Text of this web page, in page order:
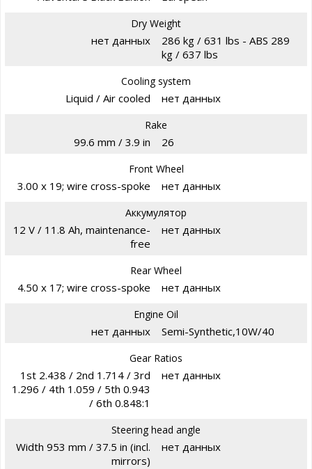
Dry Weight
нет данных
286 kg / 631 lbs - ABS 289
kg / 637 lbs
Cooling system
Liquid / Air cooled нет данных
Rake
99.6 mm / 3.9 in 26
Front Wheel
3.00 x 19; wire cross-spoke нет данных
Аккумулятор
12 V / 11.8 Ah, maintenance-
free
нет данных
Rear Wheel
4.50 x 17; wire cross-spoke нет данных
Engine Oil
нет данных Semi-Synthetic,10W/40
Gear Ratios
1st 2.438 / 2nd 1.714 / 3rd
1.296 / 4th 1.059 / 5th 0.943
/ 6th 0.848:1
нет данных
Steering head angle
Width 953 mm / 37.5 in (incl.
mirrors)
нет данных